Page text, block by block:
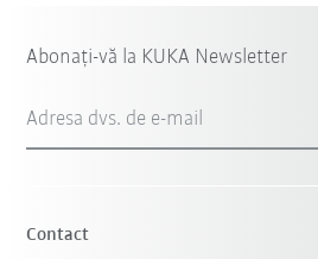
Abonați-vă la KUKA Newsletter
Adresa dvs. de e-mail
Contact